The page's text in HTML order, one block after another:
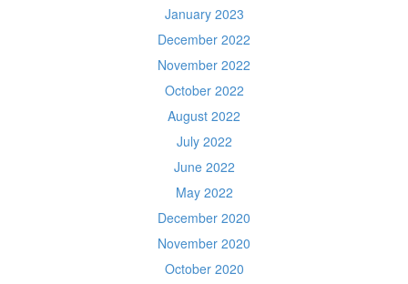
January 2023
December 2022
November 2022
October 2022
August 2022
July 2022
June 2022
May 2022
December 2020
November 2020
October 2020